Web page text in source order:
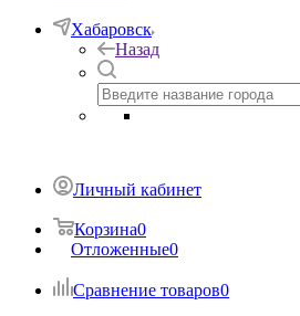
Хабаровск
Назад
Личный кабинет
Корзина0
Отложенные0
Сравнение товаров0